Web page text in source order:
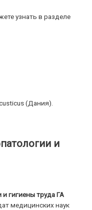
узнать в разделе
(Дания).
и
гигиены труда ГА
медицинских наук